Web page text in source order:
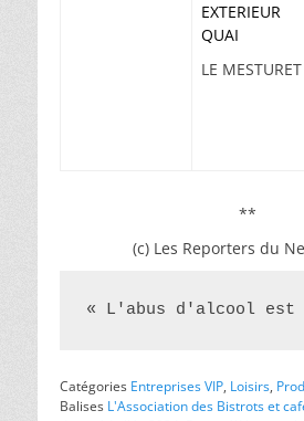
EXTERIEUR
QUAI
LE MESTURET
**
(c) Les Reporters du
« L'abus d'alcool est
Catégories Entreprises VIP, Loisirs,
Balises L'Association des Bistrots et